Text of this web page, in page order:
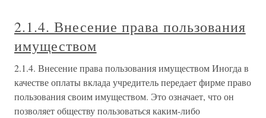
2.1.4. Внесение права пользования
имуществом
2.1.4. Внесение права пользования имуществом Иногда в
качестве оплаты вклада учредитель передает фирме право
пользования своим имуществом. Это означает, что он
позволяет обществу пользоваться каким-либо